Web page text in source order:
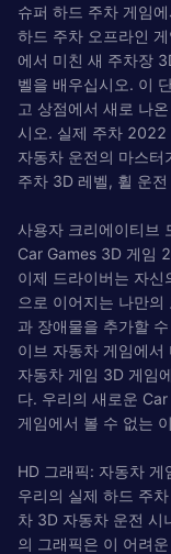
슈퍼 하드 주차 게임
하드 주차 오프라인
에서 미친 새 주차장
벨을 배우십시오. 이
고 상점에서 새로 나
시오. 실제 주차 2022
자동차 운전의 마스터
주차 3D 레벨, 휠 운
사용자 크리에이티브
Car Games 3D 게임
이제 드라이버는 자
으로 이어지는 나만
과 장애물을 추가할
이브 자동차 게임에
자동차 게임 3D 게임
다. 우리의 새로운
게임에서 볼 수 없는
HD 그래픽: 자동차
우리의 실제 하드 주
차 3D 자동차 운전 시
의 그래픽은 이 어려